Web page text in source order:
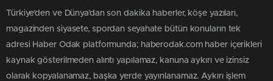
Türkiye'den ve Dünya’dan son dakika haberler, köşe yazıları,
magazinden siyasete, spordan seyahate bütün konuların tek
adresi Haber Odak platformunda; haberodak.com haber içerikleri
kaynak gösterilmeden alıntı yapılamaz, kanuna aykırı ve izinsiz
olarak kopyalanamaz, başka yerde yayınlanamaz. Aykırı işlem